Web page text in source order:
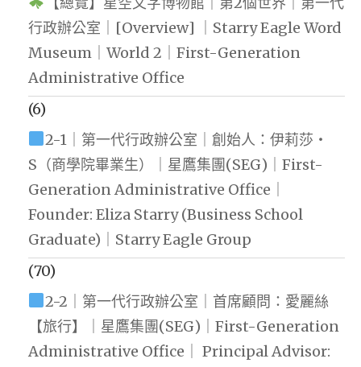
行政辦公室｜[Overview] ｜Starry Eagle Word
Museum｜World 2｜First-Generation
Administrative Office
(6)
2-1｜第一代行政辦公室｜創始人：伊莉莎・
S（商學院畢業生）｜星鷹集團(SEG)｜First-
Generation Administrative Office｜
Founder: Eliza Starry (Business School
Graduate)｜Starry Eagle Group
(70)
2-2｜第一代行政辦公室｜首席顧問：愛麗絲
【旅行】｜星鷹集團(SEG)｜First-Generation
Administrative Office｜ Principal Advisor: